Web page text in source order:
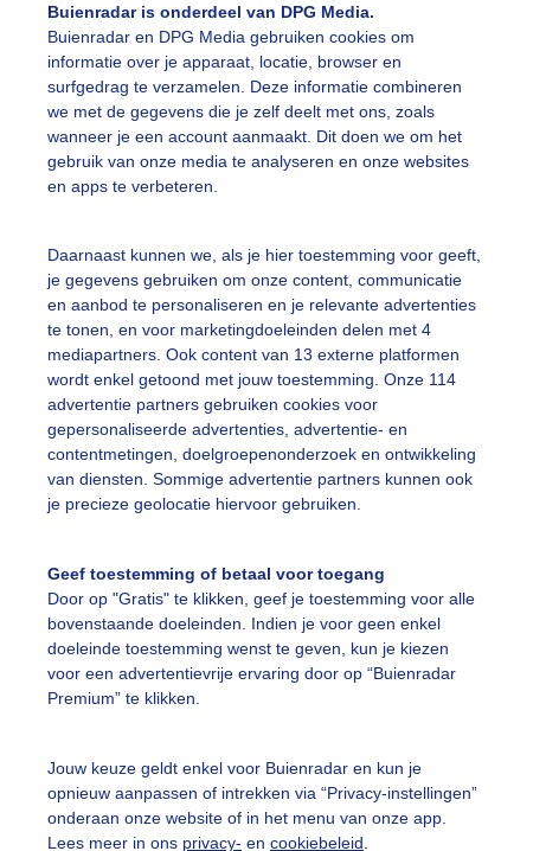
Buienradar is onderdeel van DPG Media.
Buienradar en DPG Media gebruiken cookies om
informatie over je apparaat, locatie, browser en
surfgedrag te verzamelen. Deze informatie combineren
we met de gegevens die je zelf deelt met ons, zoals
wanneer je een account aanmaakt. Dit doen we om het
gebruik van onze media te analyseren en onze websites
en apps te verbeteren.
Daarnaast kunnen we, als je hier toestemming voor geeft,
je gegevens gebruiken om onze content, communicatie
en aanbod te personaliseren en je relevante advertenties
te tonen, en voor marketingdoeleinden delen met 4
mediapartners. Ook content van 13 externe platformen
wordt enkel getoond met jouw toestemming. Onze 114
advertentie partners gebruiken cookies voor
gepersonaliseerde advertenties, advertentie- en
contentmetingen, doelgroepenonderzoek en ontwikkeling
van diensten. Sommige advertentie partners kunnen ook
je precieze geolocatie hiervoor gebruiken.
Geef toestemming of betaal voor toegang
Door op "Gratis" te klikken, geef je toestemming voor alle
bovenstaande doeleinden. Indien je voor geen enkel
doeleinde toestemming wenst te geven, kun je kiezen
voor een advertentievrije ervaring door op “Buienradar
Premium” te klikken.
Jouw keuze geldt enkel voor Buienradar en kun je
opnieuw aanpassen of intrekken via “Privacy-instellingen”
onderaan onze website of in het menu van onze app.
Lees meer in ons privacy- en cookiebeleid
komt weer een donker luchtje aan
Wolken
slideshow
vragen
Mijn weer